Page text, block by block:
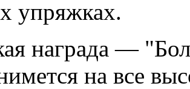
упряжках.
награда —
на все